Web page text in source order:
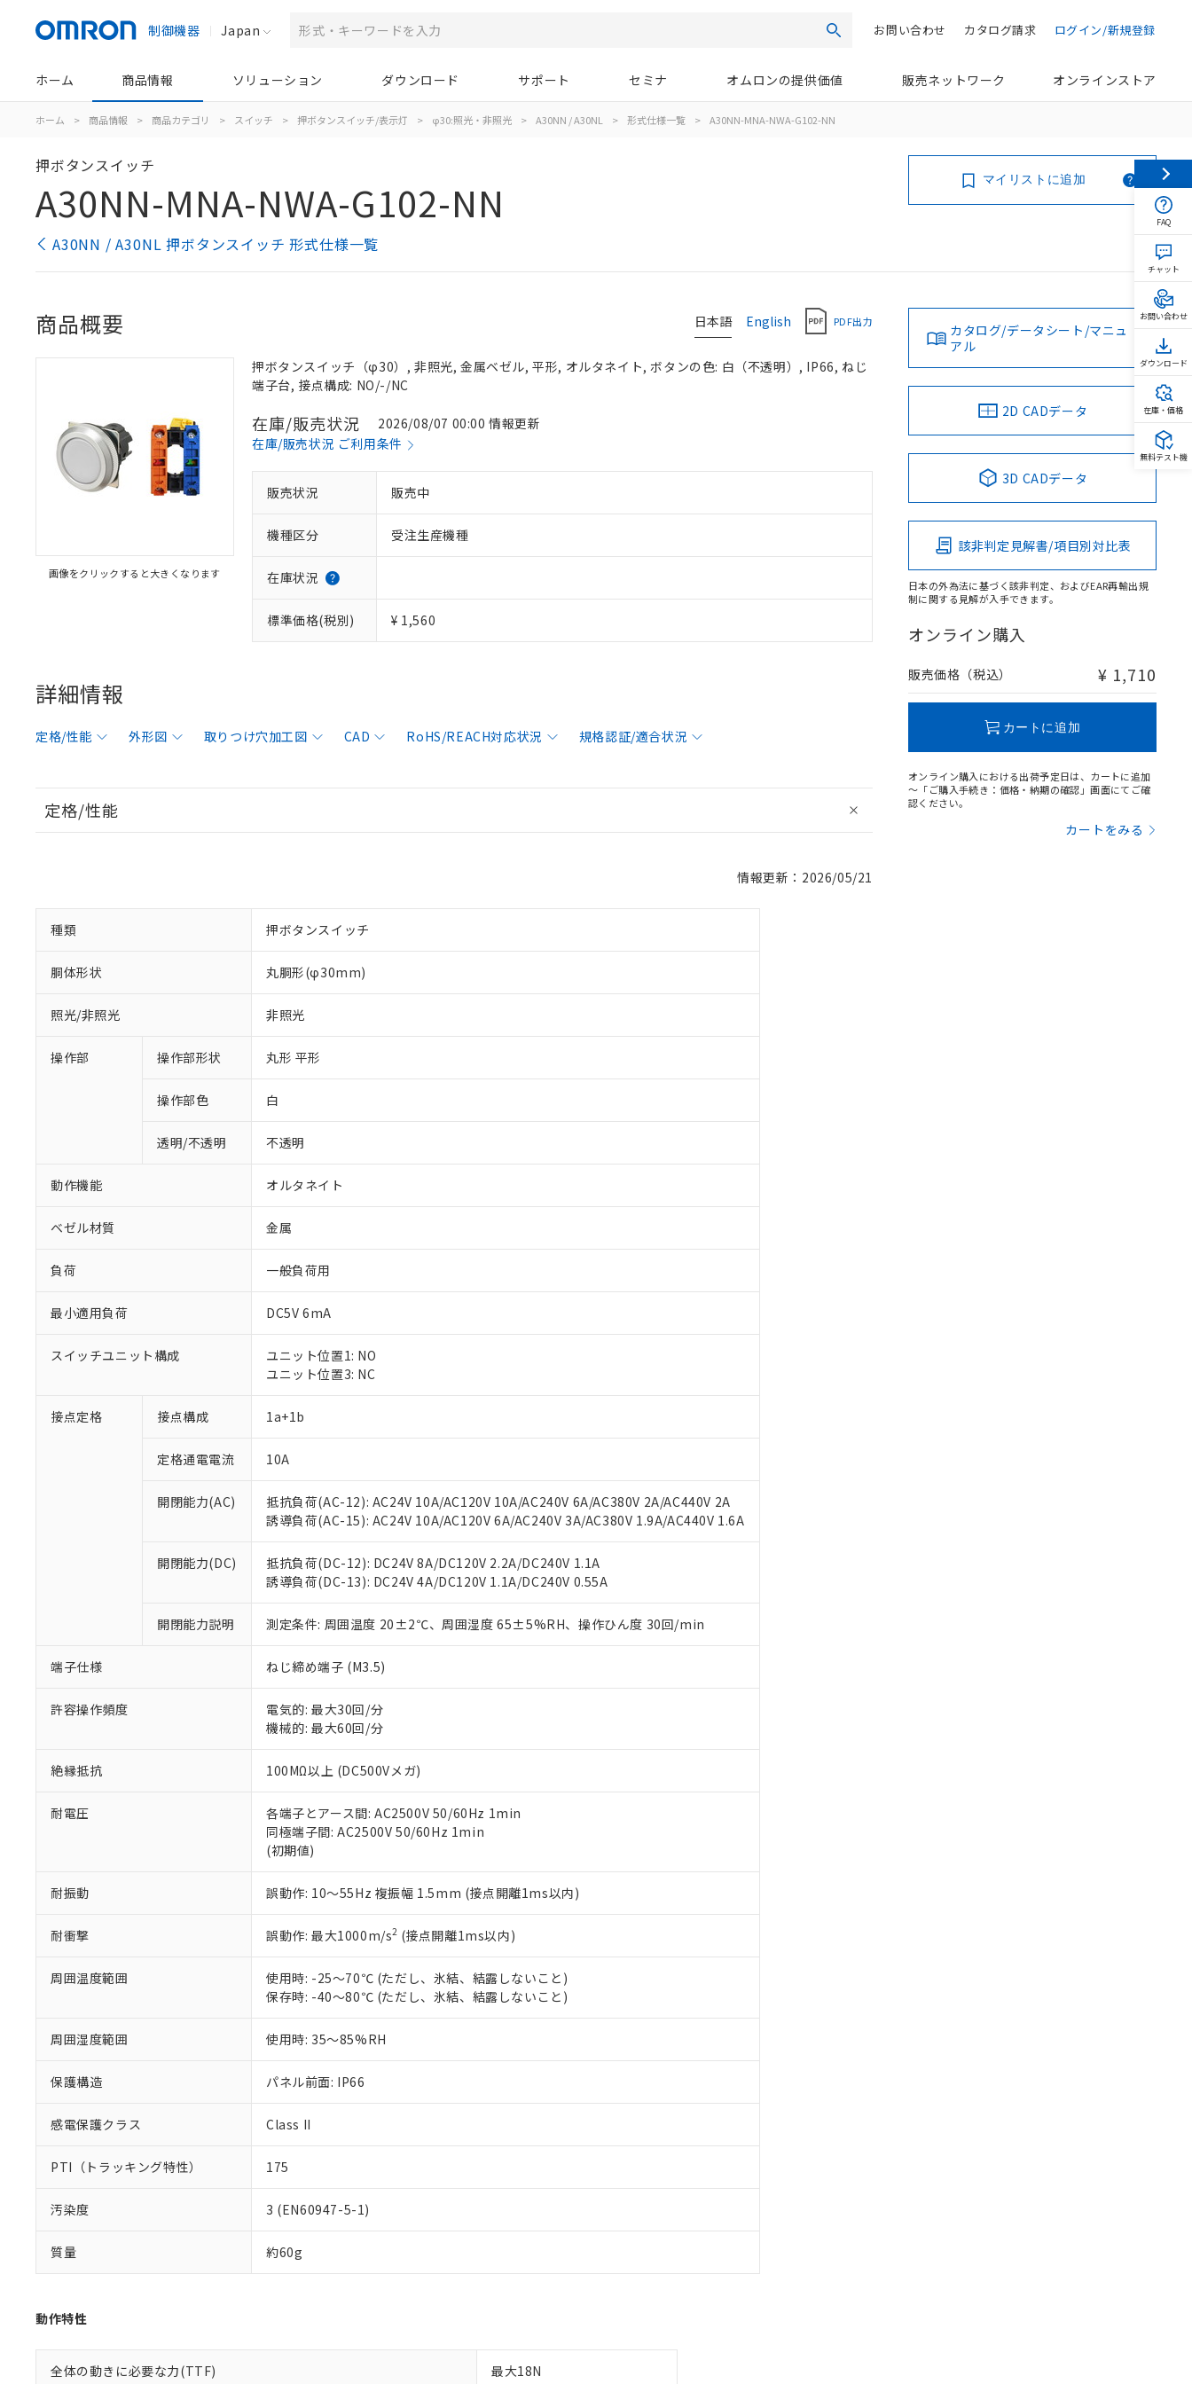
制御機器 Japan 検索 ログイン/新規登録
カタログ請求
お問い合わせ
ホーム 商品情報 ソリューション ダウンロード サポート セミナ オムロンの提供価値 販売ネットワーク オンラインストア
ホーム > 商品情報 > 商品カテゴリ > スイッチ > 押ボタンスイッチ/表示灯 > φ30:照光・非照光 > A30NN / A30NL > 形式仕様一覧 > A30NN-MNA-NWA-G102-NN
押ボタンスイッチ
A30NN-MNA-NWA-G102-NN
A30NN / A30NL 押ボタンスイッチ 形式仕様一覧
マイリストに追加
日本語 English PDF出力
商品概要
画像をクリックすると大きくなります
押ボタンスイッチ（φ30）, 非照光, 金属ベゼル, 平形, オルタネイト, ボタンの色: 白（不透明）, IP66, ねじ
端子台, 接点構成: NO/-/NC
在庫/販売状況
2026/08/07 00:00 情報更新
在庫/販売状況 ご利用条件
販売状況 販売中
機種区分 受注生産機種
在庫状況
標準価格(税別) ¥ 1,560
詳細情報
定格/性能 外形図 取りつけ穴加工図 CAD RoHS/REACH対応状況 規格認証/適合状況
定格/性能
情報更新：2026/05/21
種類 押ボタンスイッチ
胴体形状 丸胴形(φ30mm)
照光/非照光 非照光
操作部 操作部形状 丸形 平形
操作部色 白
透明/不透明 不透明
動作機能 オルタネイト
ベゼル材質 金属
負荷 一般負荷用
最小適用負荷 DC5V 6mA
スイッチユニット構成
ユニット位置1: NO
ユニット位置3: NC
接点定格 接点構成 1a+1b
定格通電電流 10A
開閉能力(AC)
抵抗負荷(AC-12): AC24V 10A/AC120V 10A/AC240V 6A/AC380V 2A/AC440V 2A
誘導負荷(AC-15): AC24V 10A/AC120V 6A/AC240V 3A/AC380V 1.9A/AC440V 1.6A
開閉能力(DC)
抵抗負荷(DC-12): DC24V 8A/DC120V 2.2A/DC240V 1.1A
誘導負荷(DC-13): DC24V 4A/DC120V 1.1A/DC240V 0.55A
開閉能力説明 測定条件: 周囲温度 20±2℃、周囲湿度 65±5%RH、操作ひん度 30回/min
端子仕様 ねじ締め端子 (M3.5)
許容操作頻度
電気的: 最大30回/分
機械的: 最大60回/分
絶縁抵抗 100MΩ以上 (DC500Vメガ)
耐電圧
各端子とアース間: AC2500V 50/60Hz 1min
同極端子間: AC2500V 50/60Hz 1min
(初期値)
耐振動 誤動作: 10～55Hz 複振幅 1.5mm (接点開離1ms以内)
耐衝撃 誤動作: 最大1000m/s2 (接点開離1ms以内)
周囲温度範囲
使用時: -25～70℃ (ただし、氷結、結露しないこと)
保存時: -40～80℃ (ただし、氷結、結露しないこと)
周囲湿度範囲 使用時: 35～85%RH
保護構造 パネル前面: IP66
感電保護クラス Class II
PTI（トラッキング特性） 175
汚染度 3 (EN60947-5-1)
質量 約60g
動作特性
全体の動きに必要な力(TTF) 最大18N
カタログ/データシート/マニュ
アル
2D CADデータ
3D CADデータ
該非判定見解書/項目別対比表
日本の外為法に基づく該非判定、およびEAR再輸出規
制に関する見解が入手できます。
オンライン購入
販売価格（税込） ¥ 1,710
カートに追加
オンライン購入における出荷予定日は、カートに追加
～「ご購入手続き：価格・納期の確認」画面にてご確
認ください。
カートをみる
ご利用条件
以下の条件をお読みいただき、同意のうえご利用ください。
本サービスは、当社制御機器事業取扱商品の当社在庫状況および標準価格(税抜)を提供させていただ
くものです。
当社制御機器事業取扱商品の中には、本サービスの対象外となる商品もあることをご了承ください。
在庫状況および標準価格照会結果は、記載している更新日時点での社内データに基づき作成されるも
い。
正式な納期状況および標準価格はお客様のお取引先、またはお客様担当のオムロン制御機器販売店・
当社販売員にご相談ください。
在庫状況および標準価格結果を当社の事前の承諾なく第三者に漏洩または開示しないようお願いしま
す。
マイパーツ機能（部品リスト作成サービス）をご利用いただくには、I-Webメンバーズにご登録され
ている必要があります。
が、当社の製品・サービスに関するお客様との取引・商談に必要な範囲で利用することをご了承くだ
さい。
※当社の共同利用者とは、
"個人情報の共同利用に関して"
いる法人を指します。
※1 対応状況
対応予定：EU RoHS指令（10物質）の非含有に対応した製品に切り替える予定のある商品です。
対応予定なし：EU RoHS指令（10物質）の非含有に非対応の商品で、対応品を出す予定はありません。
調査・確認中：EU RoHS指令（10物質）の非含有の対応状況を調査中または確認中の商品です。
非該当品：ライセンス料など無形物で、有害物質有無と関係のない商品です。
があります。
*EU RoHS指令（10物質）：
鉛(Pb) 1000ppm以下、 水銀(Hg) 1000ppm以下、 カドミウム(Cd) 100ppm以下、
六価クロム(Cr(Ⅵ)) 1000ppm以下、ポリ臭化ビフェニル類(PBB) 1000ppm以下、ポリ臭化ジフェニルエーテル類(PBDE) 1000ppm以下、
フタル酸ビス(2-エチルヘキシル) (DEHP)(別名：DOP) 1000ppm以下、フタル酸ブチルベンジル（BBP） 1000ppm以下、フタル酸ジブチ
ル（DBP） 1000ppm以下、フタル酸ジイソブチル (DIBP) 1000ppm以下
但し、RoHS指令で産業用監視および制御機器に対する適用除外項目は除く。
フタル酸エステル類の４物質については閾値を超える意図的な使用がないことを確認しています。
※2 対応予定月
部品在庫の切り替え状況などにより、予定月が前後することがあります。
※3 非含有証明書ダウンロード
下記の非含有証明書をダウンロードすることができます。
EU RoHS指令（10物質）の非含有証明書
51物質の非含有証明書（当社基準）
また、RoHS指令のフタル酸エステル類４物質の対応では、対応完了までの期間は出荷製品に未対応品が
混在することから備考欄に対応日を記載しておりました。
既に当社にて対応品への在庫切替を完了していることから、特段のことがない限り、2022年1月12日よ
り割愛しております。
※1 中国RoHS○×表
「○」：最大均質材料含有率が中国RoHSの基準値以下であることを示します。
「×」：最大均質材料含有率が中国RoHSの基準値を超えていることを示します。
「－」：未確認です。当社販売部門へお問い合わせください。
Pb(鉛) :1000ppm、 Hg(水銀) : 1000ppm、 Cd(カドミウム) : 100ppm、
DEHP(フタル酸ビス(2-エチルヘキシル)) : 1000ppm
※2 環境保護使用期限
「10」：通常の使用状況下において有害物質が外部に漏えいし、環境に深刻な影響を及ぼさない年数を意
味します。
「－」：未確認です。当社販売部門へお問い合わせください。
う）を輸出または国外への提供する場合は、日本国政府の輸出許可(または役務取引許可)を取得する
などの必要な手続きをとります。
当社は規制貨物を破棄する場合は、完全に破砕するなど、違法に輸出されないよう必要な手段を講じ
ます。
当社は貴社製品を、核兵器、ミサイル、化学兵器、生物兵器またはその他武器並びにこれらの製造装
置等に一切使用いたしません。
当社は、貴社製品を第三者に販売する場合は、上記1、2および3の内容を当該第三者に通知します。
たしません。
合意する キャンセル
記
説明
△ 一定数には満たないが在庫あり
－
在庫なし(最新の在庫状況については、お客様のお取引先、またはお客様担当のオムロン制御
空
白
受注生産機種、また在庫状況の情報を公開していない機種
FAQ
チャット
お問い合わせ
ダウンロード
在庫・価格
無料テスト機